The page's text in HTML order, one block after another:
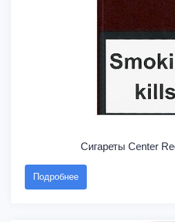
Сигареты Center
Подробнее